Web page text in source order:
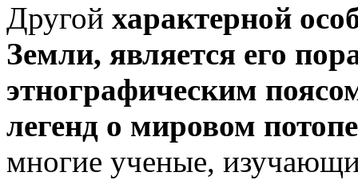
Другой характерной
Земли, является его
этнографическим
легенд о мировом потопе
многие ученые,